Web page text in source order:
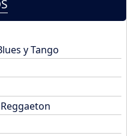
y Tango